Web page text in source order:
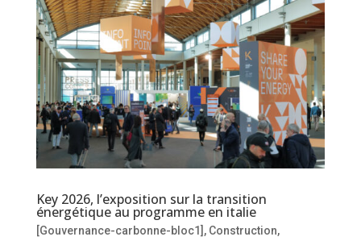
Key 2026, l’exposition sur la transition
énergétique au programme en italie
[Gouvernance-carbonne-bloc1] , Construction,